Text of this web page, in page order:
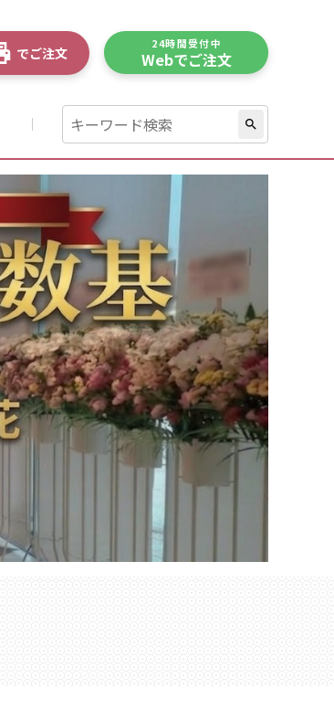
でご注文
24時間受付中
Webでご注文
search